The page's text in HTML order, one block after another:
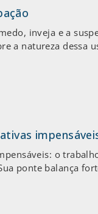
inveja e a
a natureza dessa
o
ponte balança